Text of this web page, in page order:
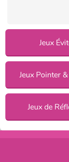
Jeux
Jeux Pointer
Jeux de